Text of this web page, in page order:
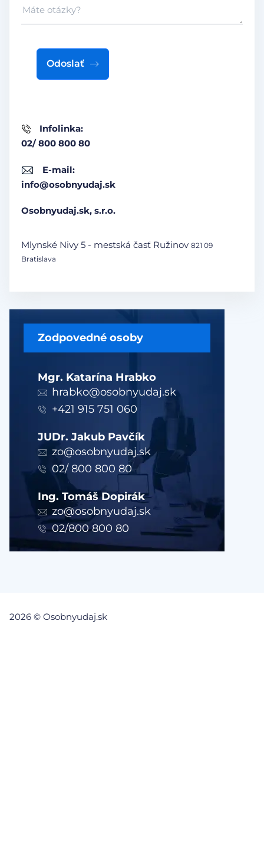
Zodpovedné osoby
Mgr. Katarína Hrabko
hrabko@osobnyudaj.sk
+421 915 751 060
JUDr. Jakub Pavčík
zo@osobnyudaj.sk
02/ 800 800 80
Ing. Tomáš Dopirák
zo@osobnyudaj.sk
02/800 800 80
Infolinka:
02/ 800 800 80
E-mail:
info@osobnyudaj.sk
Osobnyudaj.sk, s.r.o.
Mlynské Nivy 5 - mestská časť Ružinov 821 09
Bratislava
Odoslať
2026 © Osobnyudaj.sk